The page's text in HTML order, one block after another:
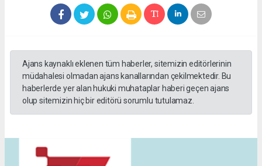
Ajans kaynaklı eklenen tüm haberler, sitemizin editörlerinin
müdahalesi olmadan ajans kanallarından çekilmektedir. Bu
haberlerde yer alan hukuki muhataplar haberi geçen ajans
olup sitemizin hiç bir editörü sorumlu tutulamaz.